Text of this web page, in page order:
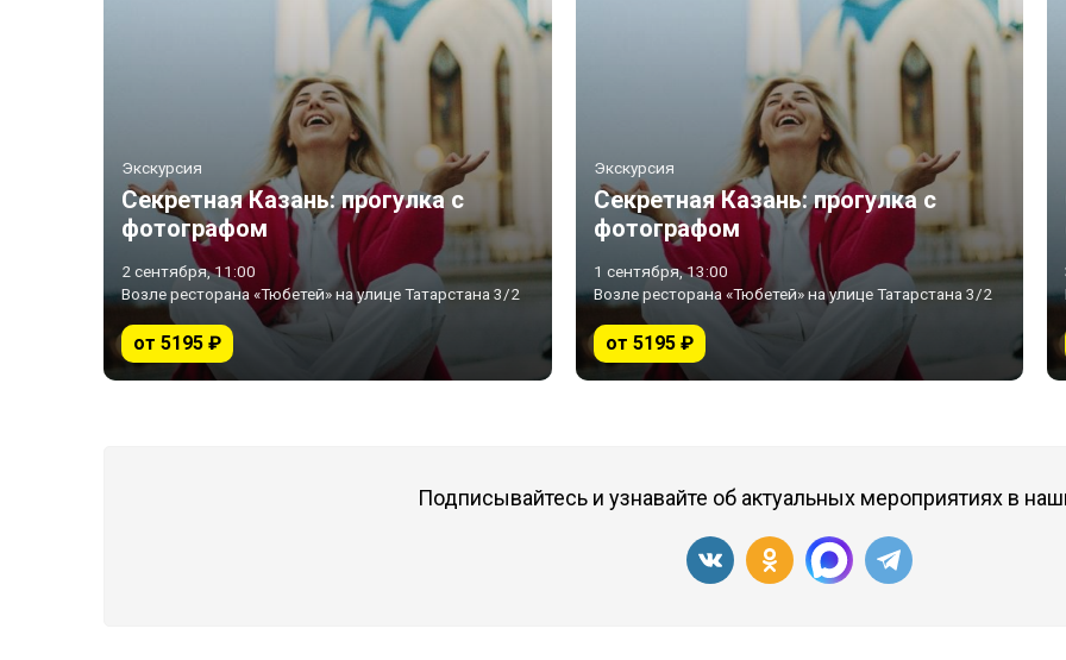
Экскурсия
Секретная Казань: прогулка с
фотографом
2 сентября, 11:00
Возле ресторана «Тюбетей» на улице Татарстана 3/2
от 5195 ₽
Экскурсия
Секретная Казань: прогулка с
фотографом
1 сентября, 13:00
Возле ресторана «Тюбетей» на улице Татарстана 3/2
от 5195 ₽
Подписывайтесь и узнавайте об актуальных мероприятиях в